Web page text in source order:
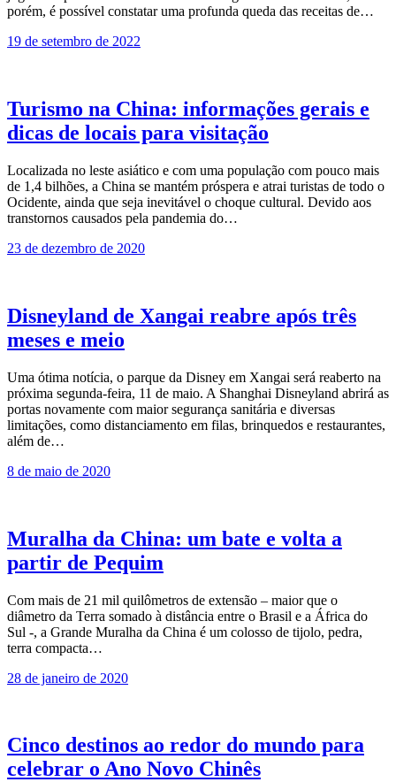
porém, é possível constatar uma profunda queda das receitas de…
19 de setembro de 2022
Turismo na China: informações gerais e
dicas de locais para visitação
Localizada no leste asiático e com uma população com pouco mais
de 1,4 bilhões, a China se mantém próspera e atrai turistas de todo o
Ocidente, ainda que seja inevitável o choque cultural. Devido aos
transtornos causados pela pandemia do…
23 de dezembro de 2020
Disneyland de Xangai reabre após três
meses e meio
Uma ótima notícia, o parque da Disney em Xangai será reaberto na
próxima segunda-feira, 11 de maio. A Shanghai Disneyland abrirá as
portas novamente com maior segurança sanitária e diversas
limitações, como distanciamento em filas, brinquedos e restaurantes,
além de…
8 de maio de 2020
Muralha da China: um bate e volta a
partir de Pequim
Com mais de 21 mil quilômetros de extensão – maior que o
diâmetro da Terra somado à distância entre o Brasil e a África do
Sul -, a Grande Muralha da China é um colosso de tijolo, pedra,
terra compacta…
28 de janeiro de 2020
Cinco destinos ao redor do mundo para
celebrar o Ano Novo Chinês